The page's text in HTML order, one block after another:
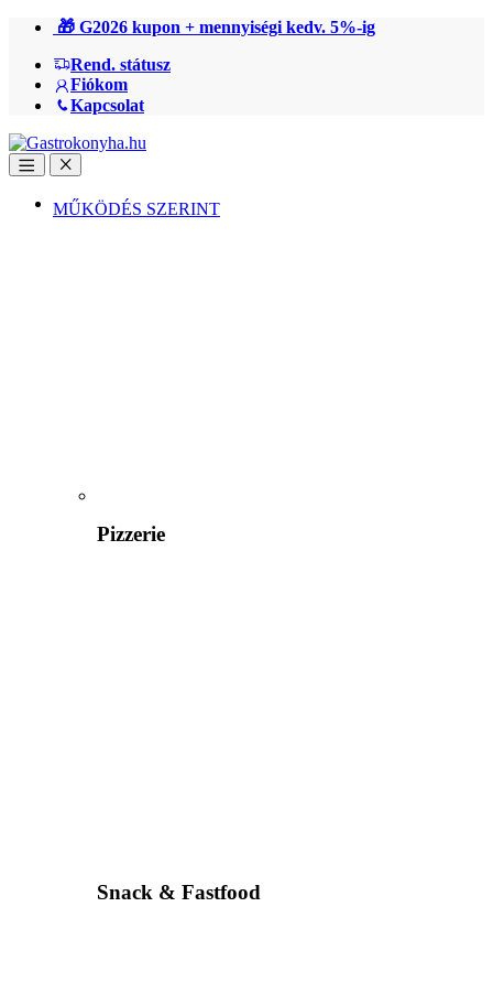
Ugrás
navigációhoz
Ugrás
tartalomra
🎁 G2026 kupon + mennyiségi kedv. 5%-ig
Rend. státusz
Fiókom
Kapcsolat
Open Close
MŰKÖDÉS SZERINT
Pizzerie
Snack & Fastfood